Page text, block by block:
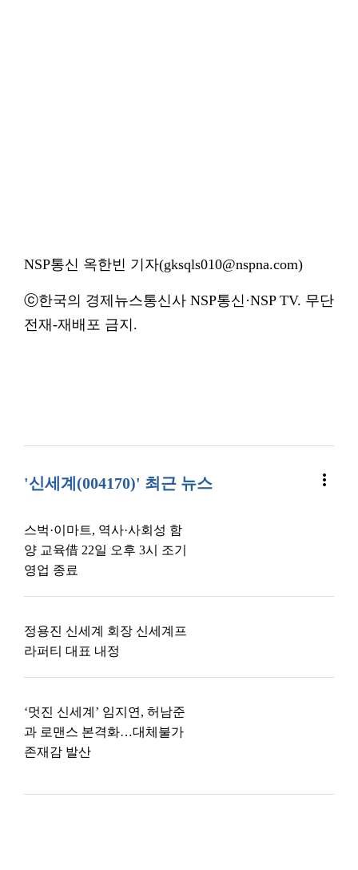
NSP통신 옥한빈 기자(gksqls010@nspna.com)
ⓒ한국의 경제뉴스통신사 NSP통신·NSP TV. 무단
전재-재배포 금지.
'신세계(004170)' 최근 뉴스 more_vert
스벅·이마트, 역사·사회성 함
양 교육借 22일 오후 3시 조기
영업 종료
정용진 신세계 회장 신세계프
라퍼티 대표 내정
‘멋진 신세계’ 임지연, 허남준
과 로맨스 본격화…대체불가
존재감 발산